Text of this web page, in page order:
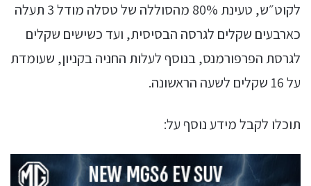
לקוט״ש, טעינת 80% מהסוללה של טסלה מודל 3 תעלה
כארבעים שקלים לגרסה הבסיסית, ועד כשישים שקלים
לגרסת הפרפורמנס, בנוסף לעלות החניה בקניון, שעומדת
על 16 שקלים לשעה הראשונה.
תוכלו לקבל מידע נוסף על: